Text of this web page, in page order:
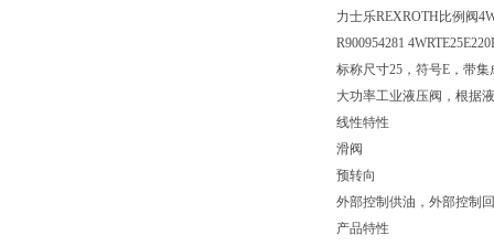
力士乐REXROTH比例阀
R900954281
标称尺寸25，符号E，带
大功率工业液压阀，根据
线性特性
滑阀
预转向
外部控制供油，外部控制
产品特性